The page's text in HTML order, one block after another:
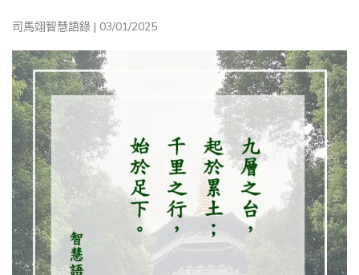
司馬翊智慧語錄 | 03/01/2025